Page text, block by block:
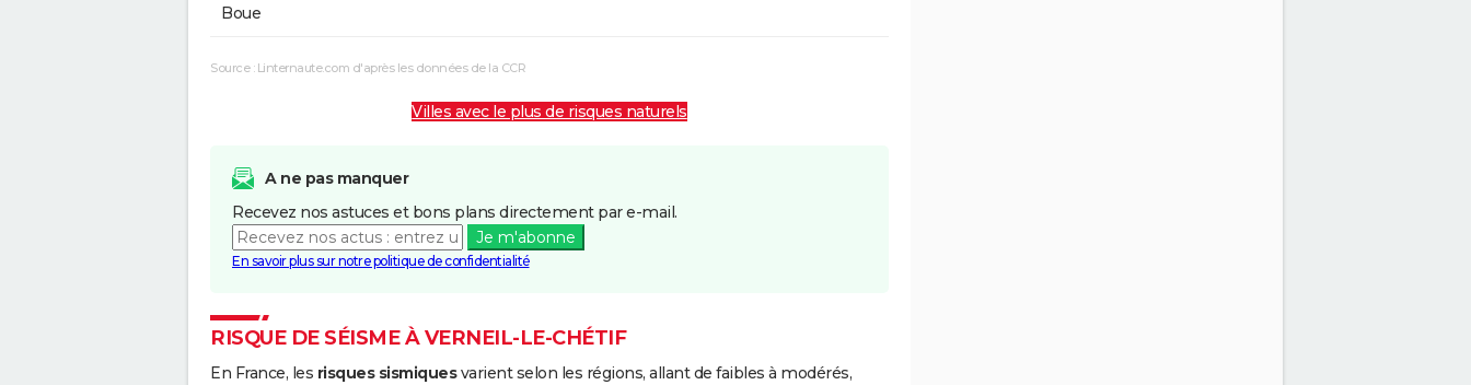
Boue
Source : Linternaute.com d'après les données de la CCR
Villes avec le plus de risques naturels
A ne pas manquer
Recevez nos astuces et bons plans directement par e-mail.
Je m'abonne
En savoir plus sur notre politique de confidentialité
RISQUE DE SÉISME À VERNEIL-LE-CHÉTIF
En France, les risques sismiquesvarient selon les régions, allant de faibles à modérés,